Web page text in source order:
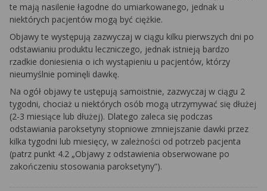
te mają nasilenie łagodne do umiarkowanego, jednak u
niektórych pacjentów mogą być ciężkie.
Objawy te występują zazwyczaj w ciągu kilku pierwszych dni po
odstawianiu produktu leczniczego, jednak istnieją bardzo
rzadkie doniesienia o ich wystąpieniu u pacjentów, którzy
nieumyślnie pominęli dawkę.
Na ogół objawy te ustępują samoistnie, zazwyczaj w ciągu 2
tygodni, chociaż u niektórych osób mogą utrzymywać się dłużej
(2-3 miesiące lub dłużej). Dlatego zaleca się podczas
odstawiania paroksetyny stopniowe zmniejszanie dawki przez
kilka tygodni lub miesięcy, w zależności od potrzeb pacjenta
(patrz punkt 4.2 „Objawy z odstawienia obserwowane po
zakończeniu stosowania paroksetyny”).